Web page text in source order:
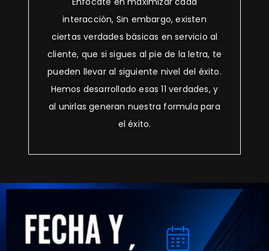
interacción, Sin embargo, existen
ciertas verdades básicas en servicio al
cliente, que si sigues al pie de la letra, te
pueden llevar al siguiente nivel del éxito.
Hemos desarrollado esas 11 verdades, y
al unirlas generan nuestra formula para
el éxito.